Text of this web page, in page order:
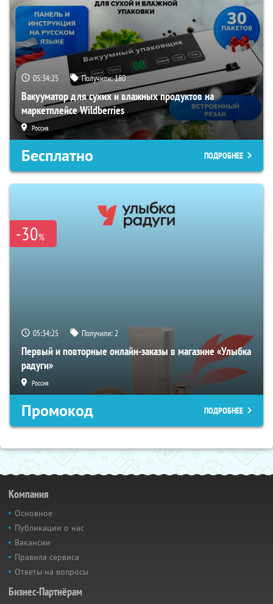
05:34:24 Получили:180
Вакууматор для сухих и влажных продуктов на
маркетплейсе Wildberries
Россия
Бесплатно ПОДРОБНЕЕ
-30%
05:34:24 Получили:2
Первый и повторные онлайн-заказы в магазине «Улыбка
радуги»
Россия
Промокод ПОДРОБНЕЕ
Компания
Основное
Публикации о нас
Вакансии
Правила сервиса
Ответы на вопросы
Бизнес-Партнёрам